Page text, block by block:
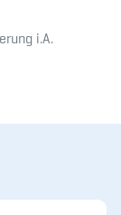
i.A.